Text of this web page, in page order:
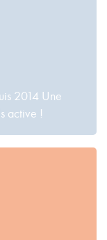
2014 Une
active !